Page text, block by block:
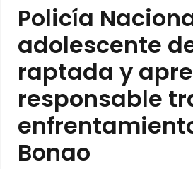
Policía
adolescente
raptada y
responsable
Bonao